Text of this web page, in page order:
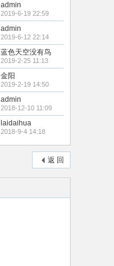
admin
2019-6-19 22:59
admin
2019-6-12 22:14
蓝色天空没有鸟
2019-2-25 11:13
金阳
2019-2-19 14:50
admin
2018-12-10 11:09
laidaihua
2018-9-4 14:18
返 回